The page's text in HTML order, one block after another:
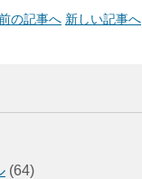
の記事へ 新しい記事へ
(64)